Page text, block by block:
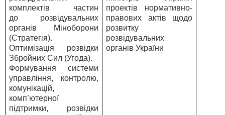
комплектів частин
до розвідувальних
органів Міноборони
(Стратегія).
Оптимізація розвідки
Збройних Сил (Угода).
Формування системи
управління, контролю,
комунікацій,
комп’ютерної
підтримки, розвідки
проектів нормативно-
правових актів щодо
розвитку
розвідувальних
органів України